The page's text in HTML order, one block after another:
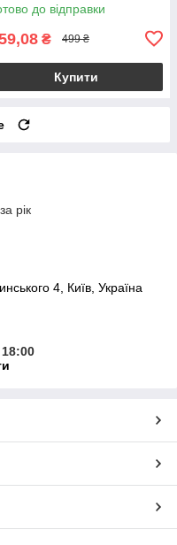
до відправки
₴ 499 ₴
Купити
рік
4, Київ, Україна